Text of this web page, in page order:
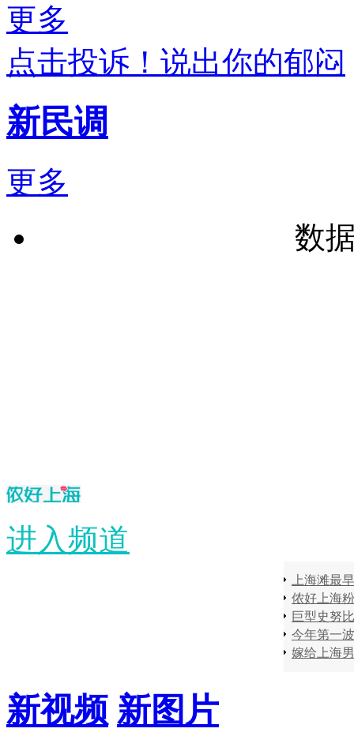
更多
点击投诉！说出你的郁闷
新民调
更多
数
进入频道
上海滩最
新视频 新图片